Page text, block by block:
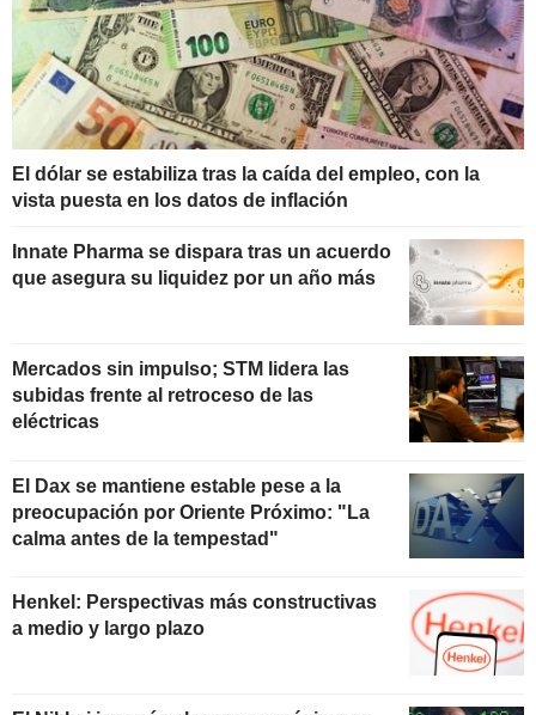
El dólar se estabiliza tras la caída del empleo, con la
vista puesta en los datos de inflación
Innate Pharma se dispara tras un acuerdo
que asegura su liquidez por un año más
Mercados sin impulso; STM lidera las
subidas frente al retroceso de las
eléctricas
El Dax se mantiene estable pese a la
preocupación por Oriente Próximo: "La
calma antes de la tempestad"
Henkel: Perspectivas más constructivas
a medio y largo plazo